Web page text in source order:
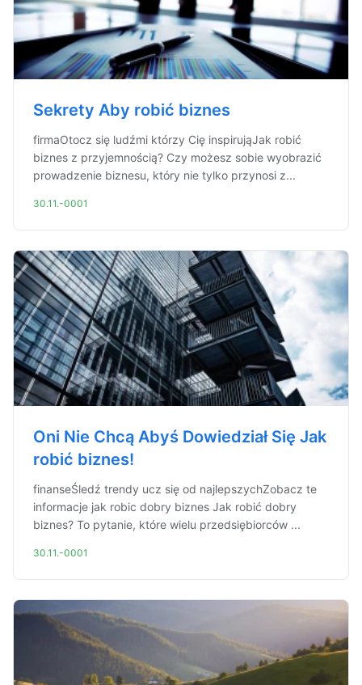
Sekrety Aby robić biznes
firmaOtocz się ludźmi którzy Cię inspirująJak robić
biznes z przyjemnością? Czy możesz sobie wyobrazić
prowadzenie biznesu, który nie tylko przynosi z...
30.11.-0001
Oni Nie Chcą Abyś Dowiedział Się Jak
robić biznes!
finanseŚledź trendy ucz się od najlepszychZobacz te
informacje jak robic dobry biznes Jak robić dobry
biznes? To pytanie, które wielu przedsiębiorców ...
30.11.-0001